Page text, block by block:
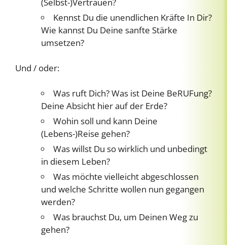
Kennst Du die unendlichen Kräfte In Dir?
Wie kannst Du Deine sanfte Stärke
umsetzen?
Und / oder:
Was ruft Dich? Was ist Deine BeRUFung?
Deine Absicht hier auf der Erde?
Wohin soll und kann Deine
(Lebens-)Reise gehen?
Was willst Du so wirklich und unbedingt
in diesem Leben?
Was möchte vielleicht abgeschlossen
und welche Schritte wollen nun gegangen
werden?
Was brauchst Du, um Deinen Weg zu
gehen?